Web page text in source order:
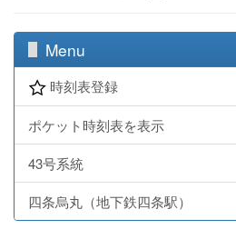
Menu
時刻表登録
ポケット時刻表を表示
43号系統
四条烏丸（地下鉄四条駅）